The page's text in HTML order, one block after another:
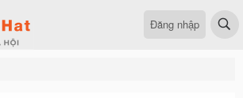
Đăng nhập